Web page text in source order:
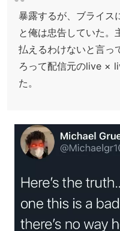
暴露するが、ブライス
と俺は忠告していた。
払えるわけないと言っ
ろって配信元のlive ×
た。